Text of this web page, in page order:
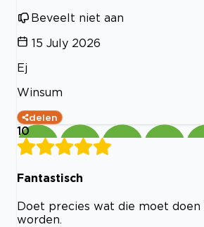
Beveelt niet aan
15 July 2026
Ej
Winsum
delen
10
Fantastisch
Doet precies wat die moet
worden.